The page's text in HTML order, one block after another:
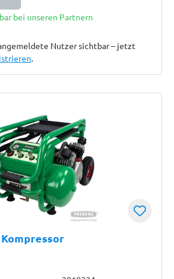
bei unseren Partnern
Nutzer sichtbar – jetzt
.
Kompressor